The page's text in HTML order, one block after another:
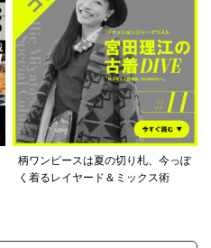
柄ワンピースは夏の切り札、今っぽ
く着るレイヤード＆ミックス術